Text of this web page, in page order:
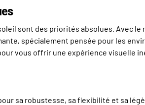
sont des priorités absolues. Avec le
spécialement pensée pour les
vous offrir une expérience visuelle
sa robustesse, sa flexibilité et sa